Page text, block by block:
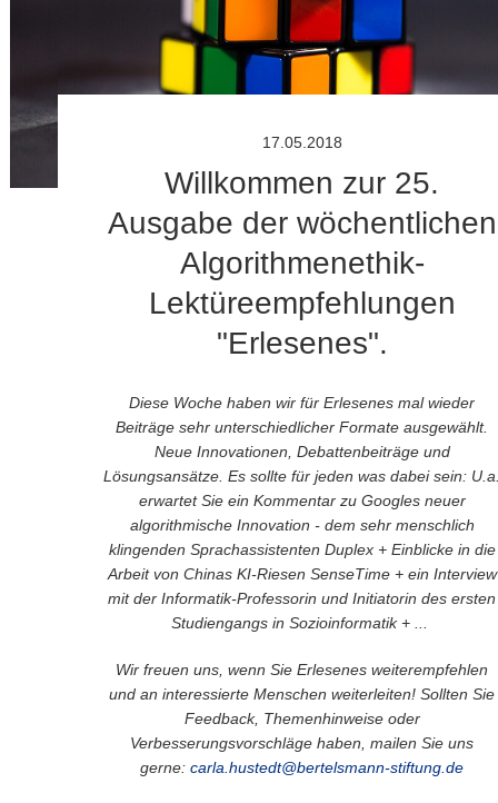
17.05.2018
Willkommen zur 25.
Ausgabe der wöchentlichen
Algorithmenethik-
Lektüreempfehlungen
"Erlesenes".
Diese Woche haben wir für Erlesenes mal wieder
Beiträge sehr unterschiedlicher Formate ausgewählt.
Neue Innovationen, Debattenbeiträge und
Lösungsansätze. Es sollte für jeden was dabei sein:
erwartet Sie ein Kommentar zu Googles neuer
algorithmische Innovation - dem sehr menschlich
klingenden Sprachassistenten Duplex + Einblicke in die
Arbeit von Chinas KI-Riesen SenseTime + ein Interview
mit der Informatik-Professorin und Initiatorin des ersten
Studiengangs in Sozioinformatik + ...
Wir freuen uns, wenn Sie Erlesenes weiterempfehlen
und an interessierte Menschen weiterleiten! Sollten Sie
Feedback, Themenhinweise oder
Verbesserungsvorschläge haben, mailen Sie uns
gerne: carla.hustedt@bertelsmann-stiftung.de